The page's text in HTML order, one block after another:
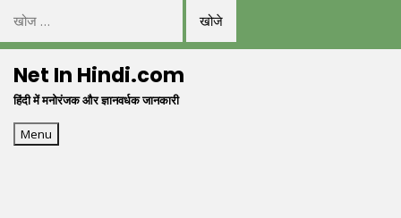
निम्न
को
खोजें:Net In Hindi.com
हिंदी में मनोरंजक और ज्ञानवर्धक जानकारी
Menu